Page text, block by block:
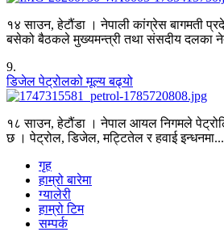
१४ साउन, हेटौंडा । नेपाली कांग्रेस बागमती
बसेको बैठकले मुख्यमन्त्री तथा संसदीय दलका
9.
डिजेल पेट्रोलको मूल्य बढ्यो
१८ साउन, हेटौंडा । नेपाल आयल निगमले
छ । पेट्रोल, डिजेल, मट्टितेल र हवाई इन्धनमा...
गृह
हाम्रो बारेमा
ग्यालेरी
हाम्रो टिम
सम्पर्क